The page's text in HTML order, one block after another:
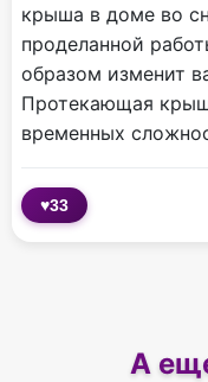
крыша в доме во
проделанной
образом изменит
Протекающая
временных
♥33
А